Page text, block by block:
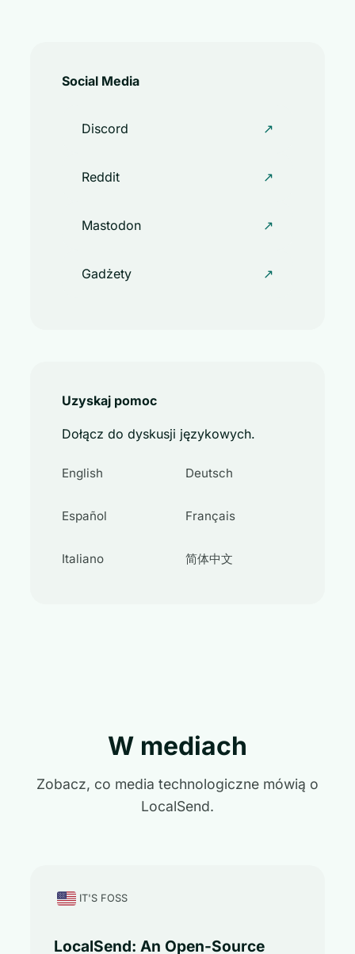
Social Media
Discord ↗
Reddit ↗
Mastodon ↗
Gadżety ↗
Uzyskaj pomoc
Dołącz do dyskusji językowych.
English Deutsch
Español Français
Italiano 简体中文
W mediach
Zobacz, co media technologiczne mówią o
LocalSend.
IT'S FOSS
LocalSend: An Open-Source